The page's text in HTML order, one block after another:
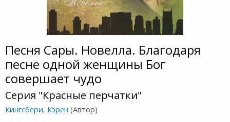
Песня Сары. Новелла. Благодаря
песне одной женщины Бог
совершает чудо
Серия "Красные перчатки"
Кингсбери, Кэрен (Автор)